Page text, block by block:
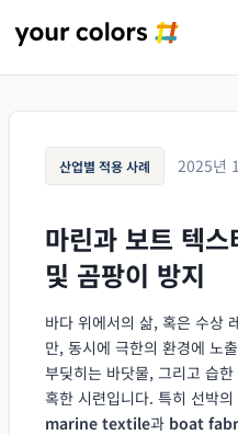
산업별 적용 사례 2025년
마린과 보트 텍
및 곰팡이 방지
바다 위에서의 삶, 혹은 수상
만, 동시에 극한의 환경에 노
부딪히는 바닷물, 그리고 습
혹한 시련입니다. 특히 선박
marine textile과 boat